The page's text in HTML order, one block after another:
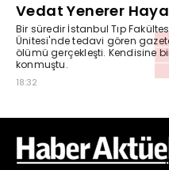
Vedat Yenerer
Bir süredir İstanbul Tıp
Ünitesi'nde tedavi gören
ölümü gerçekleşti. Kendisine
konmuştu.
18:32